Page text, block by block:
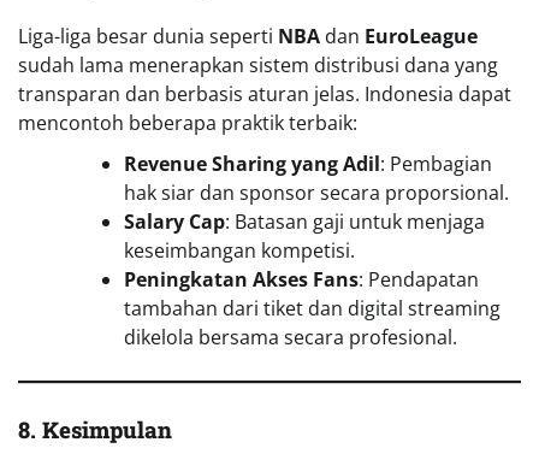
Liga-liga besar dunia seperti NBA dan EuroLeague
sudah lama menerapkan sistem distribusi dana yang
transparan dan berbasis aturan jelas. Indonesia dapat
mencontoh beberapa praktik terbaik:
Revenue Sharing yang Adil: Pembagian
hak siar dan sponsor secara proporsional.
Salary Cap: Batasan gaji untuk menjaga
keseimbangan kompetisi.
Peningkatan Akses Fans: Pendapatan
tambahan dari tiket dan digital streaming
dikelola bersama secara profesional.
8. Kesimpulan